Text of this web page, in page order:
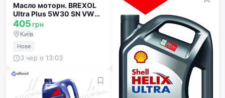
Масло моторн. BREXOL
Ultra Plus 5W30 SN VW
504/507 (Каністра 1л)
48391050999
405 грн
Київ
Нове
3 чер о 13:03